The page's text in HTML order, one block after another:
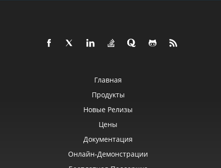
Главная
Продукты
Новые Релизы
Цены
Документация
Онлайн‑демонстрации